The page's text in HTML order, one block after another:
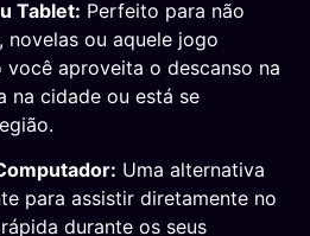
Tablet: Perfeito para não
novelas ou aquele jogo
aproveita o descanso na
na cidade ou está se
Uma alternativa
para assistir diretamente no
durante os seus